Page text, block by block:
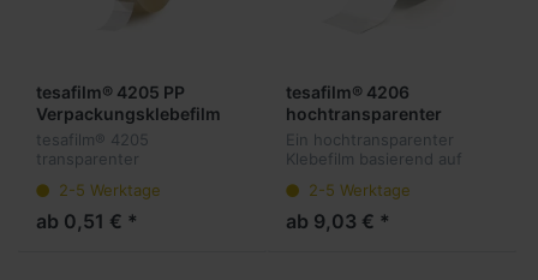
tesafilm® 4205 PP
Verpackungsklebefilm
tesafilm® 4205
transparenter
basierend auf einer starken
PP-Träger mit einer
Naturkautschkklebmasse.
2-5 Werktage
ab 0,51 € *
tesafilm® 4206
hochtransparenter
Klebefilm
Ein hochtransparenter
Klebefilm basierend auf
2-5 Werktage
ab 9,03 € *